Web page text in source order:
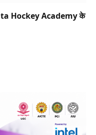
Hockey Academy के